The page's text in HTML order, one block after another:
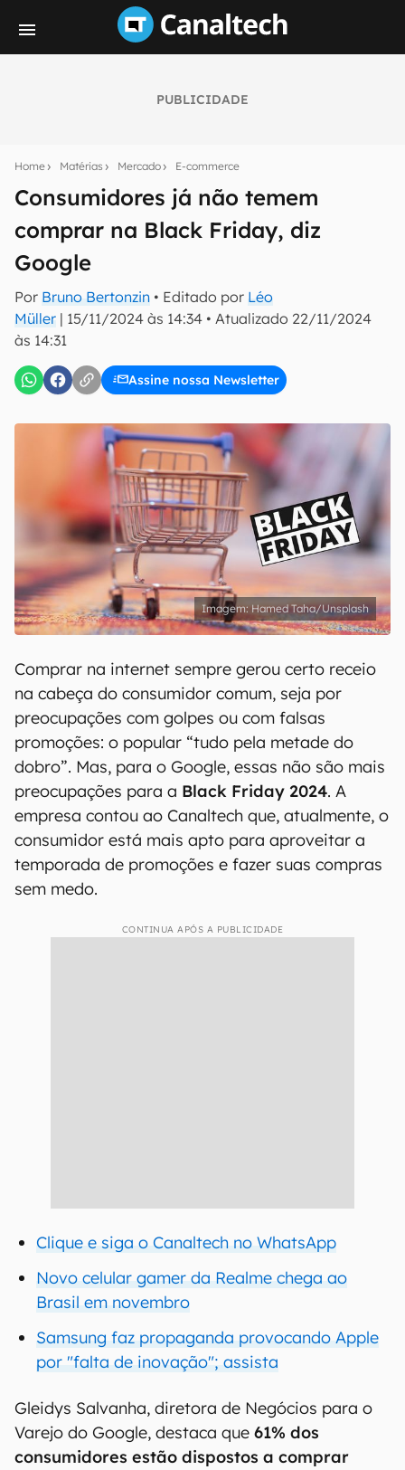
PUBLICIDADE
Home Matérias Mercado E-commerce
Consumidores já não temem
comprar na Black Friday, diz
Google
Por Bruno Bertonzin • Editado por Léo
Müller | 15/11/2024 às 14:34 • Atualizado 22/11/2024
às 14:31
Assine nossa Newsletter
notícias e reviews sobre tecnologia em primeira
E-mail
inscreva-se
Uso e Política de Privacidade do Canaltech.
Hamed Taha/Unsplash
Comprar na internet sempre gerou certo receio
na cabeça do consumidor comum, seja por
preocupações com golpes ou com falsas
promoções: o popular “tudo pela metade do
dobro”. Mas, para o Google, essas não são mais
preocupações para a Black Friday 2024. A
empresa contou ao Canaltech que, atualmente, o
consumidor está mais apto para aproveitar a
temporada de promoções e fazer suas compras
sem medo.
CONTINUA APÓS A PUBLICIDADE
Clique e siga o Canaltech no WhatsApp
Novo celular gamer da Realme chega ao
Brasil em novembro
Samsung faz propaganda provocando Apple
por "falta de inovação"; assista
Gleidys Salvanha, diretora de Negócios para o
Varejo do Google, destaca que 61% dos
consumidores estão dispostos a comprar